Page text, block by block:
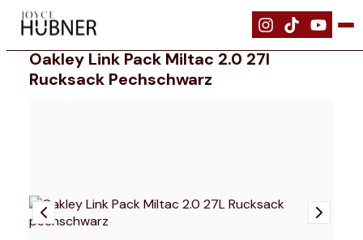
| Ausrüstung Oakley Link Pack Miltac 2.0 27L Rucksack
Oakley Link Pack Miltac 2.0 27l
Rucksack Pechschwarz